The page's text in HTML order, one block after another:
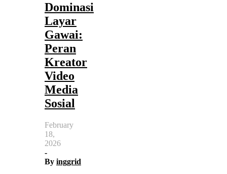
Dominasi
Layar
Gawai:
Peran
Kreator
Video
Media
Sosial
February
18,
2026
-
By inggrid